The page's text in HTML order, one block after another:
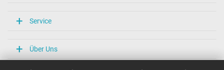
Service
Über Uns